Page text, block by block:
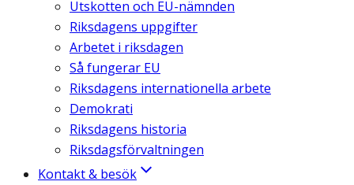
Utskotten och EU-nämnden
Riksdagens uppgifter
Arbetet i riksdagen
Så fungerar EU
Riksdagens internationella arbete
Demokrati
Riksdagens historia
Riksdagsförvaltningen
Kontakt & besök